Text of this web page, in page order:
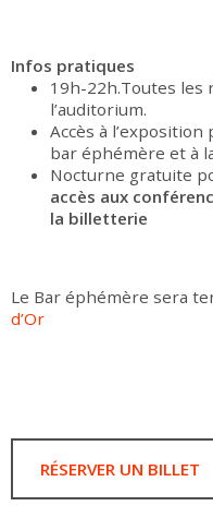
Infos pratiques
19h-22h.Toutes les
l’auditorium.
Accès à
bar éphémère et à
Nocturne gratuite
accès aux
la billetterie
Le Bar éphémère sera
d’Or
RÉSERVER UN BILLET